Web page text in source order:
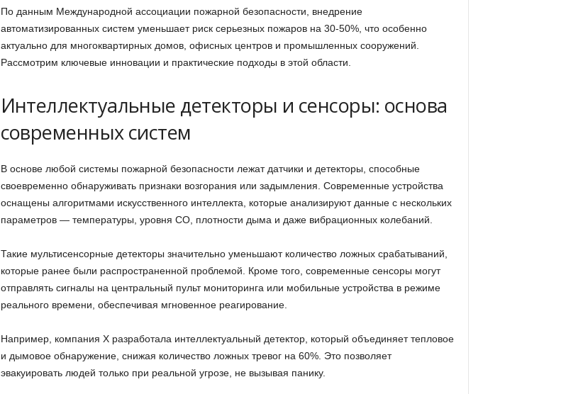
По данным Международной ассоциации пожарной безопасности, внедрение
автоматизированных систем уменьшает риск серьезных пожаров на 30-50%, что особенно
актуально для многоквартирных домов, офисных центров и промышленных сооружений.
Рассмотрим ключевые инновации и практические подходы в этой области.
Интеллектуальные детекторы и сенсоры: основа
современных систем
В основе любой системы пожарной безопасности лежат датчики и детекторы, способные
своевременно обнаруживать признаки возгорания или задымления. Современные устройства
оснащены алгоритмами искусственного интеллекта, которые анализируют данные с нескольких
параметров — температуры, уровня CO, плотности дыма и даже вибрационных колебаний.
Такие мультисенсорные детекторы значительно уменьшают количество ложных срабатываний,
которые ранее были распространенной проблемой. Кроме того, современные сенсоры могут
отправлять сигналы на центральный пульт мониторинга или мобильные устройства в режиме
реального времени, обеспечивая мгновенное реагирование.
Например, компания X разработала интеллектуальный детектор, который объединяет тепловое
и дымовое обнаружение, снижая количество ложных тревог на 60%. Это позволяет
эвакуировать людей только при реальной угрозе, не вызывая панику.